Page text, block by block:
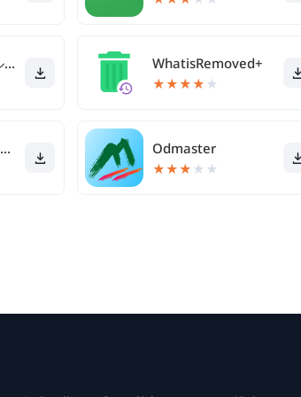
シンプル ファイル マネージャー プロ WhatisRemoved+
★★★★ ★
AZIP Master: ZIPファイルRARを抽出します Odmaster
★★★ ★ ★